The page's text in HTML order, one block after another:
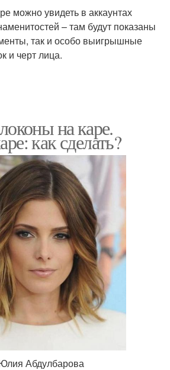
можно увидеть в аккаунтах
– там будут показаны
так и особо выигрышные
и черт лица.
на каре.
как сделать?
Абдулбарова